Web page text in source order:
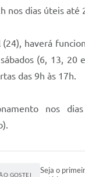
nos dias úteis até
haverá
(6, 13, 20
das 9h às 17h.
nos
GOSTEI
Seja o